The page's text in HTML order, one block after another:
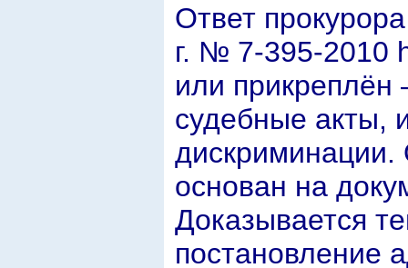
Ответ
г. № 7-395-2010
или прикреплён
судебные акты,
дискриминации.
основан на
Доказывается
постановление